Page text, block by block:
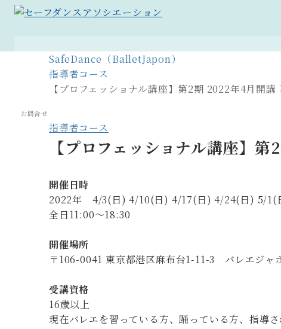
お問合せ
SafeDance（BalletJapon）
指導者コース
【プロフェッショナル講座】第2期 2022年4月開講
指導者コース
【プロフェッショナル講座】
開催日時
2022年 4/3(日) 4/10(日) 4/17(日) 4/24(日) 5/1(
全日11:00〜18:30
開催場所
〒106-0041 東京都港区麻布台1-11-3 バレエジャ
受講資格
16歳以上
現在バレエを習っている方、踊っている方、指導